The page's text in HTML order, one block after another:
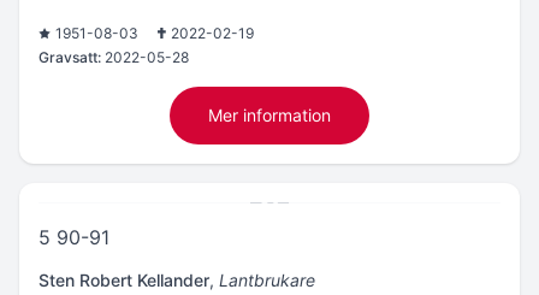
1951-08-03
2022-02-19
Gravsatt: 2022-05-28
Mer information
5 90-91
Sten Robert Kellander, Lantbrukare